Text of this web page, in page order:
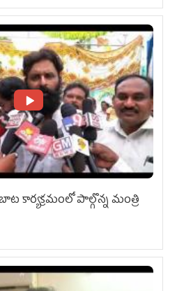
కార్యక్రమంలో పాల్గొన్న మంత్రి